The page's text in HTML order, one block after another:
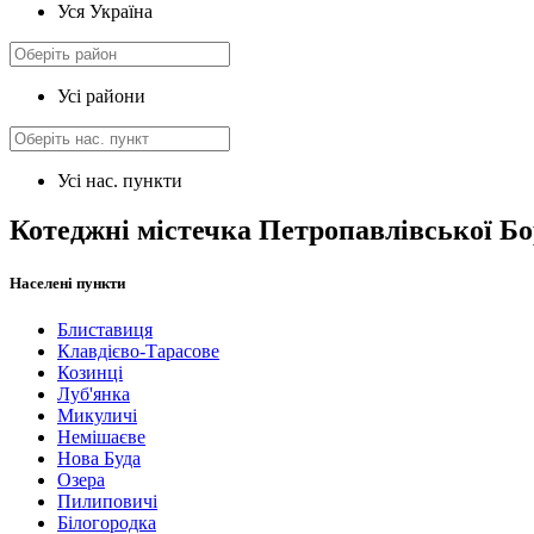
Уся Україна
Усі райони
Усі нас. пункти
Котеджні містечка Петропавлівської
Населені пункти
Блиставиця
Клавдієво-Тарасове
Козинці
Луб'янка
Микуличі
Немішаєве
Нова Буда
Озера
Пилиповичі
Білогородка